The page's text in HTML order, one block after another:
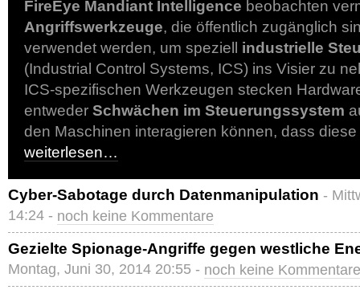
FireEye Mandiant Intelligence beobachten
Angriffswerkzeuge, die öffentlich zugänglich
verwendet werden, um speziell industrielle
(Industrial Control Systems, ICS) ins Visier zu
ICS-spezifischen Werkzeugen stecken
entweder Schwächen im Steuerungssystem
den Maschinen interagieren können, dass
weiterlesen…
Cyber-Sabotage durch Datenmanipulation -
14:24 - noch keine Kommentare
Gezielte Spionage-Angriffe gegen westliche
Montag, Juni 30, 2014 20:55 - noch keine Kommentare